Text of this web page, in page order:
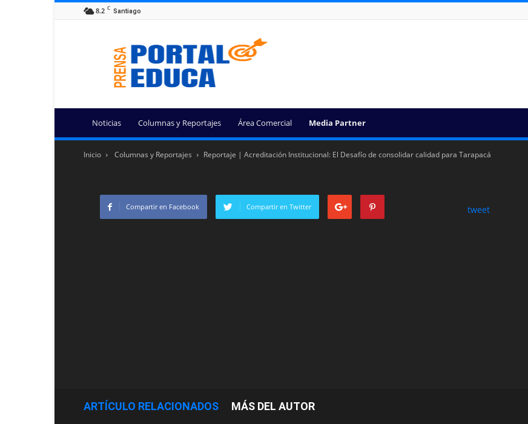
8.2 C Santiago
Portal
Educa
Noticias Columnas y Reportajes Área Comercial Media Partner
Inicio Columnas y Reportajes Reportaje | Acreditación Institucional: El Desafío de consolidar calidad para Tarapacá
Compartir en Facebook Compartir en Twitter tweet
ARTÍCULO RELACIONADOS MÁS DEL AUTOR